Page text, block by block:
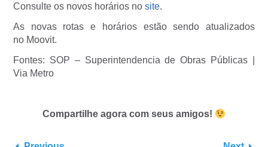
Consulte os novos horários no site.
As novas rotas e horários estão sendo atualizados
no Moovit.
Fontes: SOP – Superintendencia de Obras Públicas |
Via Metro
Compartilhe agora com seus amigos!